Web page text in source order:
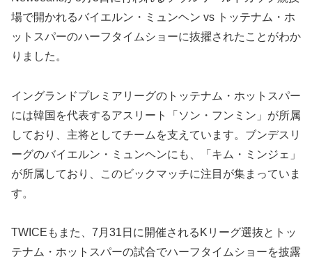
場で開かれるバイエルン・ミュンヘン vs トッテナム・ホ
ットスパーのハーフタイムショーに抜擢されたことがわか
りました。
イングランドプレミアリーグのトッテナム・ホットスパー
には韓国を代表するアスリート「ソン・フンミン」が所属
しており、主将としてチームを支えています。ブンデスリ
ーグのバイエルン・ミュンヘンにも、「キム・ミンジェ」
が所属しており、このビックマッチに注目が集まっていま
す。
TWICEもまた、7月31日に開催されるKリーグ選抜とトッ
テナム・ホットスパーの試合でハーフタイムショーを披露